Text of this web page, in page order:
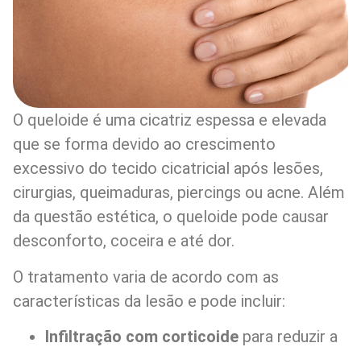
O queloide é uma cicatriz espessa e elevada
que se forma devido ao crescimento
excessivo do tecido cicatricial após lesões,
cirurgias, queimaduras, piercings ou acne. Além
da questão estética, o queloide pode causar
desconforto, coceira e até dor.
O tratamento varia de acordo com as
características da lesão e pode incluir:
Infiltração com corticoide para reduzir a